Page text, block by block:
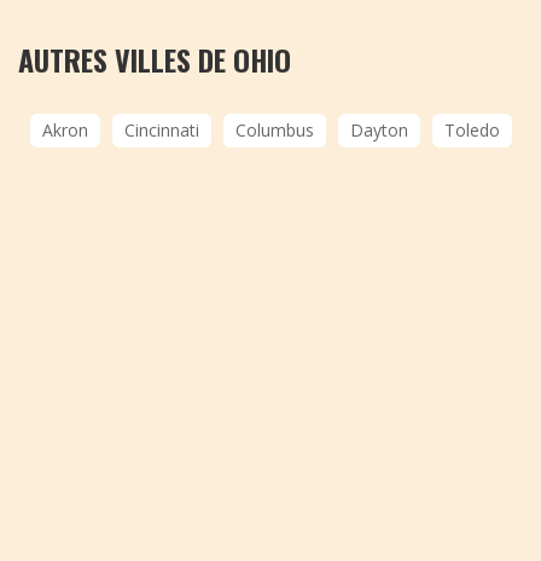
AUTRES VILLES DE OHIO
Akron Cincinnati Columbus Dayton Toledo